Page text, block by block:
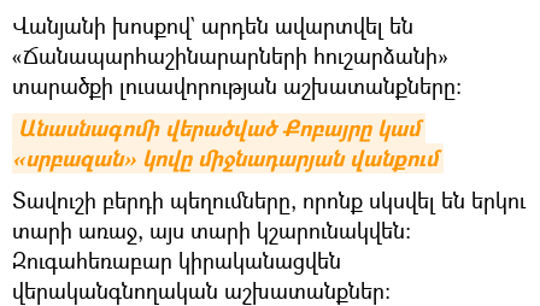
Վանյանի խոսքով` արդեն ավարտվել են
«Ճանապարհաշինարարների հուշարձանի»
տարածքի լուսավորության աշխատանքները։
Անասնագոմի վերածված Քոբայրը կամ
«սրբազան» կովը միջնադարյան վանքում
Տավուշի բերդի պեղումները, որոնք սկսվել են երկու
տարի առաջ, այս տարի կշարունակվեն։
Զուգահեռաբար կիրականացվեն
վերականգնողական աշխատանքներ։